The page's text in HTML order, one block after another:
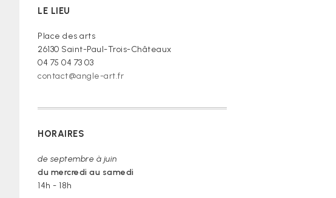
de
LE LIEU
Place des arts
26130 Saint-Paul-Trois-Châteaux
04 75 04 73 03
contact@angle-art.fr
HORAIRES
de septembre à juin
du mercredi au samedi
14h - 18h